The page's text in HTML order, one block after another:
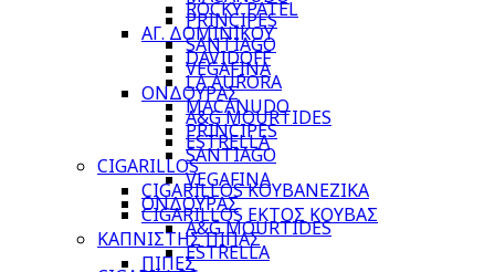
PRINCIPES
SANTIAGO
VEGAFINA
ΟΝΔΟΥΡΑΣ
A&G MOURTIDES
ESTRELLA
CIGARILLOS
CIGARILLOS ΚΟΥΒΑΝΕΖΙΚΑ
CIGARILLOS ΕΚΤΟΣ ΚΟΥΒΑΣ
ΚΑΠΝΙΣΤΗΣ ΠΙΠΑΣ
ΠΙΠΕΣ
ROCKY PATEL
ΑΓ. ΔΟΜΙΝΙΚΟΥ
DAVIDOFF
LA AURORA
MACANUDO
PRINCIPES
SANTIAGO
VEGAFINA
ΟΝΔΟΥΡΑΣ
A&G MOURTIDES
ESTRELLA